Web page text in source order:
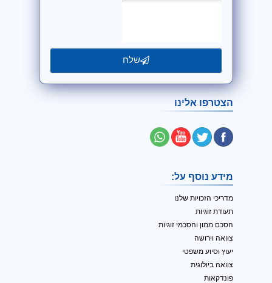
שלח
הצטרפו אלינו
מידע נוסף על:
מדריכי הזכויות שלנו
תעודת זוגיות
הסכם ממון והסכמי זוגיות
צוואה וירושה
יעוץ וסיוע משפטי
צוואה ביולוגית
פונדקאות